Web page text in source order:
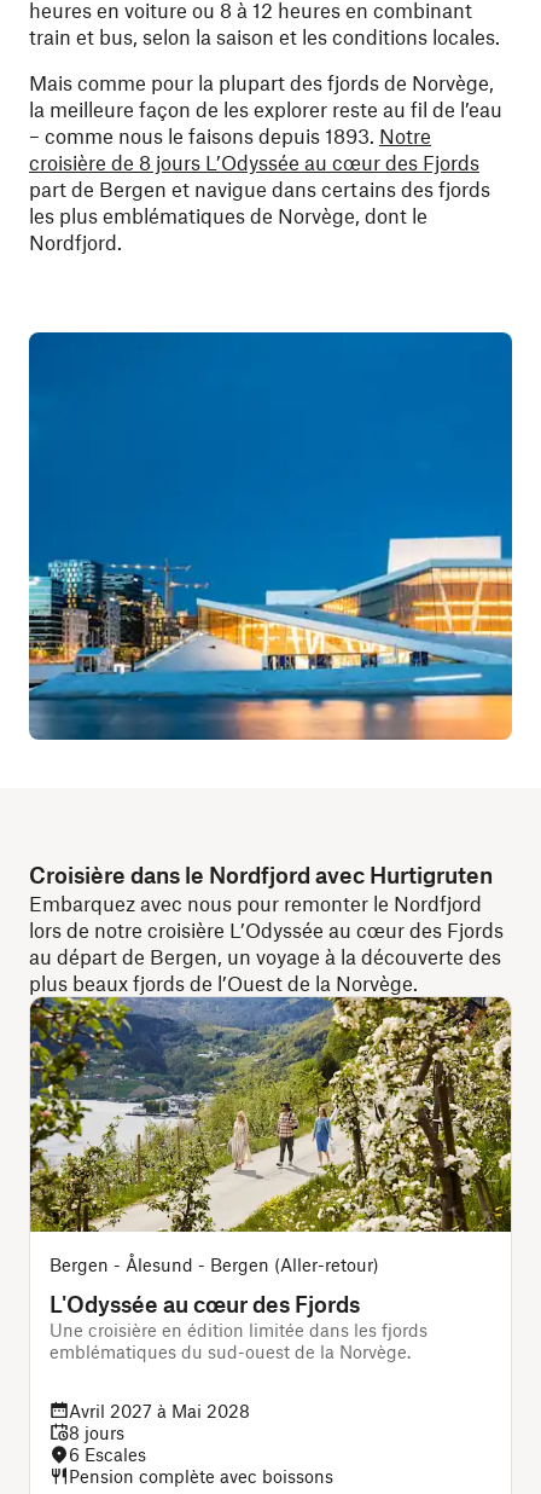
heures en voiture ou 8 à 12 heures en combinant
train et bus, selon la saison et les conditions locales.
Mais comme pour la plupart des fjords de Norvège,
la meilleure façon de les explorer reste au fil de l’eau
– comme nous le faisons depuis 1893. Notre
croisière de 8 jours L’Odyssée au cœur des Fjords
part de Bergen et navigue dans certains des fjords
les plus emblématiques de Norvège, dont le
Nordfjord.
Croisière dans le Nordfjord avec Hurtigruten
Embarquez avec nous pour remonter le Nordfjord
lors de notre croisière L’Odyssée au cœur des Fjords
au départ de Bergen, un voyage à la découverte des
plus beaux fjords de l’Ouest de la Norvège.
Bergen - Ålesund - Bergen (Aller-retour)
L'Odyssée au cœur des Fjords
Une croisière en édition limitée dans les fjords
emblématiques du sud-ouest de la Norvège.
Avril 2027 à Mai 2028
8 jours
6 Escales
Pension complète avec boissons